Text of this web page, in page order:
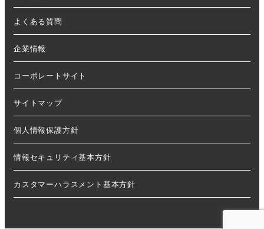
よくある質問
企業情報
コーポレートサイト
サイトマップ
個人情報保護方針
情報セキュリティ基本方針
カスタマーハラスメント基本方針